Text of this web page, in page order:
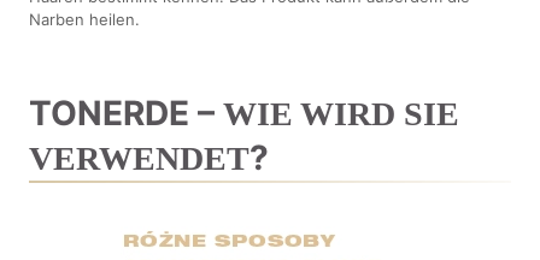
Narben heilen.
TONERDE –WIE WIRD SIE
VERWENDET?